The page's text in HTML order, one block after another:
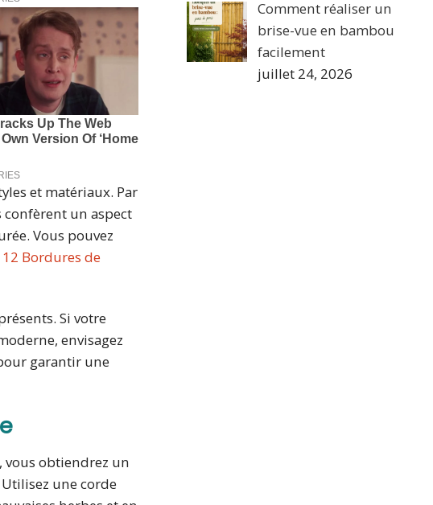
et matériaux. Par
un aspect
Vous pouvez
12 Bordures de
Si votre
envisagez
garantir une
vous obtiendrez un
une corde
Comment réaliser un
brise-vue en bambou
facilement
juillet 24, 2026